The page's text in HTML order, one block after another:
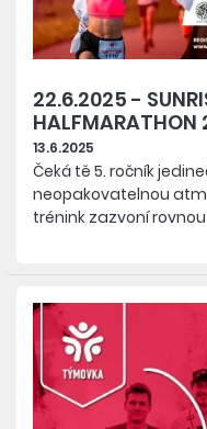
22.6.2025 -
HALFMARATHON
13.6.2025
Čeká tě 5. ročník
neopakovatelnou
trénink zazvoní